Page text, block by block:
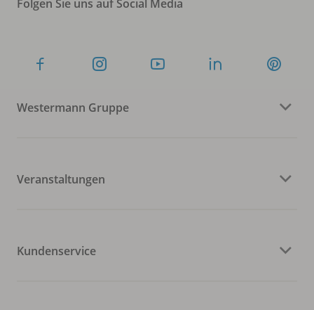
Folgen Sie uns auf Social Media
Westermann Gruppe
Veranstaltungen
Kundenservice